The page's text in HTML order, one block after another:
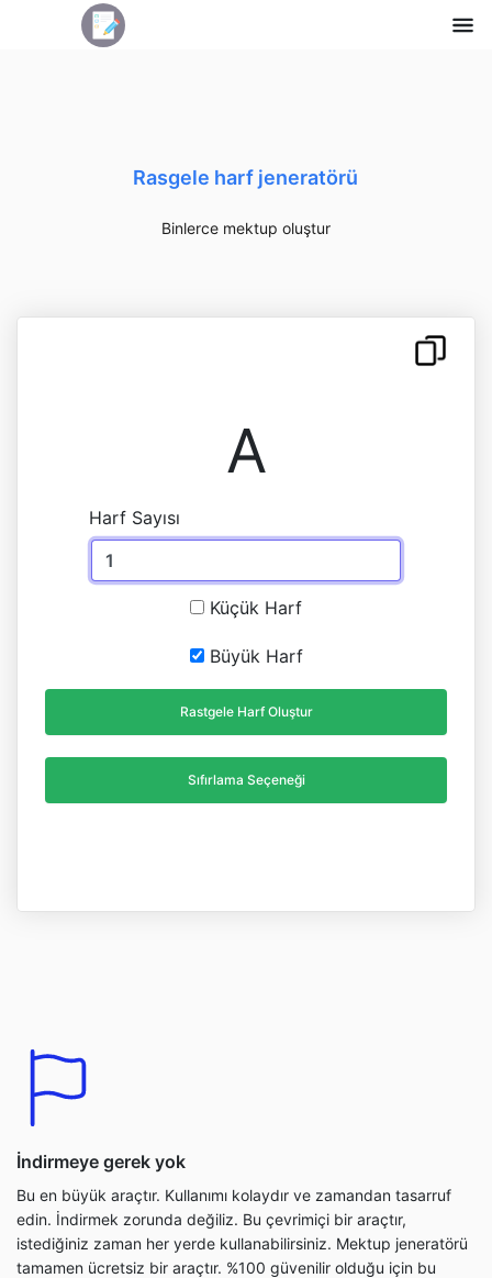
Rasgele harf jeneratörü
Binlerce mektup oluştur
A
Harf Sayısı
Küçük Harf
Büyük Harf
Rastgele Harf Oluştur
Sıfırlama Seçeneği
İndirmeye gerek yok
Bu en büyük araçtır. Kullanımı kolaydır ve zamandan tasarruf
edin. İndirmek zorunda değiliz. Bu çevrimiçi bir araçtır,
istediğiniz zaman her yerde kullanabilirsiniz. Mektup jeneratörü
tamamen ücretsiz bir araçtır. %100 güvenilir olduğu için bu